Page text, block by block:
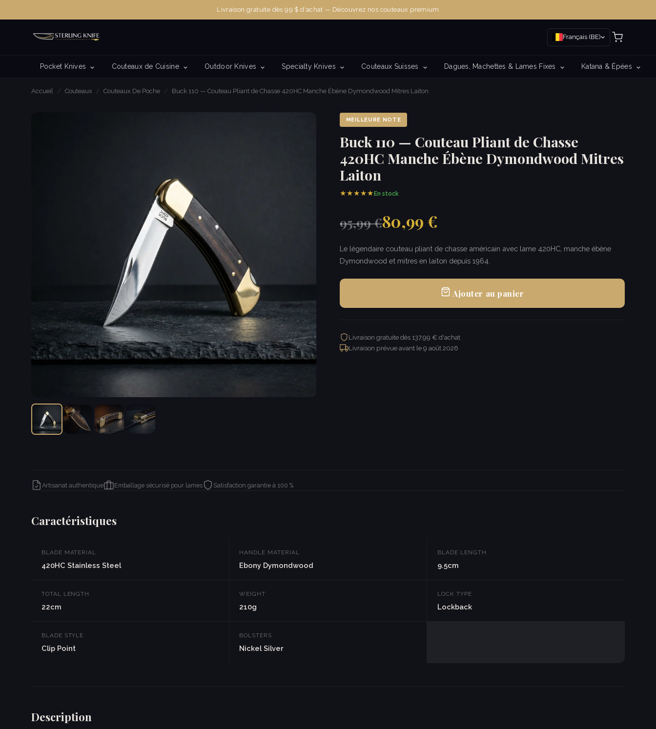
Livraison gratuite dès 99 $ d'achat — Découvrez nos couteaux premium
Français (BE)
Pocket Knives Couteaux de Cuisine Outdoor Knives Specialty Knives Couteaux Suisses Dagues, Machettes & Lames Fixes Katana & Épées
Accueil / Couteaux / Couteaux De Poche / Buck 110 — Couteau Pliant de Chasse 420HC Manche Ébène Dymondwood Mitres Laiton
MEILLEURE NOTE
Buck 110 — Couteau Pliant de Chasse
420HC Manche Ébène Dymondwood Mitres
Laiton
★★★★★En stock
95,99 €80,99 €
Le légendaire couteau pliant de chasse américain avec lame 420HC, manche ébène
Dymondwood et mitres en laiton depuis 1964.
Ajouter au panier
Livraison gratuite dès 137,99 € d'achat
Livraison prévue avant le9 août 2026
Artisanat authentique Emballage sécurisé pour lames Satisfaction garantie à 100 %
Caractéristiques
BLADE MATERIAL
420HC Stainless Steel
HANDLE MATERIAL
Ebony Dymondwood
BLADE LENGTH
9.5cm
TOTAL LENGTH
22cm
WEIGHT
210g
LOCK TYPE
Lockback
BLADE STYLE
Clip Point
BOLSTERS
Nickel Silver
Description